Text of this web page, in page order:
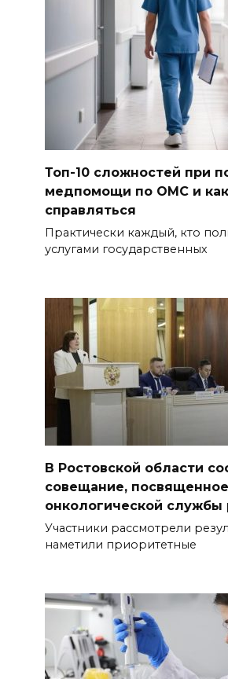
Топ-10 сложностей при
медпомощи по ОМС и
справляться
Практически каждый, кто
услугами государственных
В Ростовской области
совещание,
онкологической службы
Участники рассмотрели
наметили приоритетные